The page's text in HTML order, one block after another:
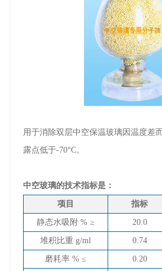
用于消除双层中空保温玻璃因温度差
露点低于-70°C。
中空玻璃的技术指标是：
项目 指标
静态水吸附 % ≥ 20.0
堆积比重 g/ml 0.74
磨耗率 % ≤ 0.20